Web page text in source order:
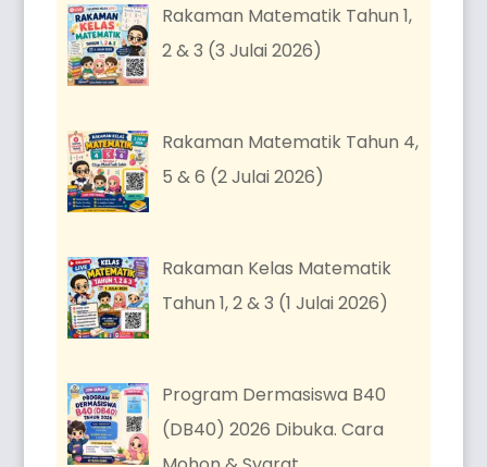
Rakaman Matematik Tahun 1,
2 & 3 (3 Julai 2026)
Rakaman Matematik Tahun 4,
5 & 6 (2 Julai 2026)
Rakaman Kelas Matematik
Tahun 1, 2 & 3 (1 Julai 2026)
Program Dermasiswa B40
(DB40) 2026 Dibuka. Cara